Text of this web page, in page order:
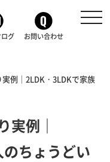
グ お問い合わせ
例｜2LDK・3LDKで家族
実例｜
ちょうどい